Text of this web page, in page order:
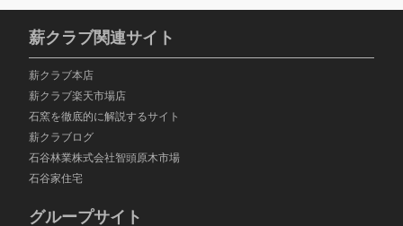
薪クラブ関連サイト
薪クラブ本店
薪クラブ楽天市場店
石窯を徹底的に解説するサイト
薪クラブログ
石谷林業株式会社智頭原木市場
石谷家住宅
グループサイト